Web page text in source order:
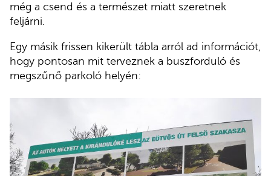
még a csend és a természet miatt szeretnek
feljárni.
Egy másik frissen kikerült tábla arról ad információt,
hogy pontosan mit terveznek a buszforduló és
megszűnő parkoló helyén: